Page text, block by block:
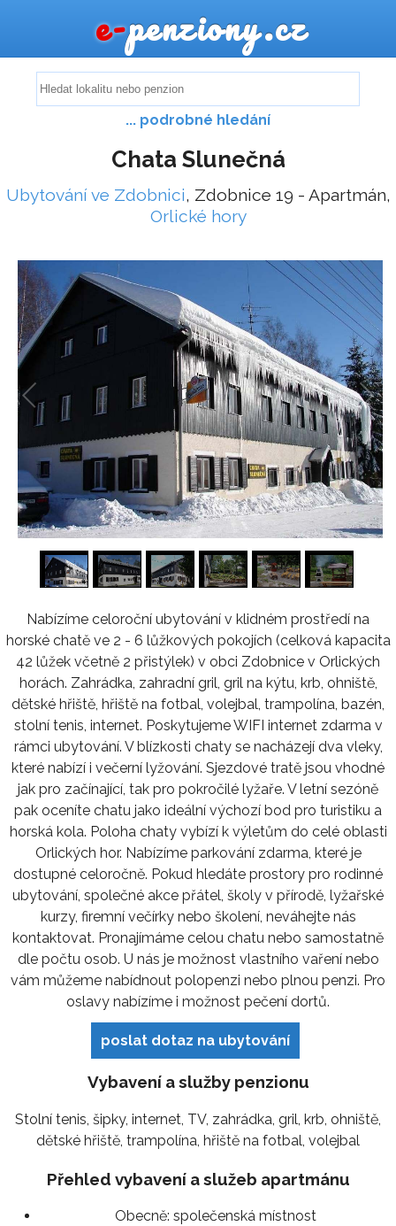
e-penziony.cz
... podrobné hledání
Chata Slunečná
Ubytování ve Zdobnici, Zdobnice 19 - Apartmán,
Orlické hory
1/16
Nabízíme celoroční ubytování v klidném prostředí na
horské chatě ve 2 - 6 lůžkových pokojích (celková kapacita
42 lůžek včetně 2 přistýlek) v obci Zdobnice v Orlických
horách. Zahrádka, zahradní gril, gril na kýtu, krb, ohniště,
dětské hřiště, hřiště na fotbal, volejbal, trampolína, bazén,
stolní tenis, internet. Poskytujeme WIFI internet zdarma v
rámci ubytování. V blízkosti chaty se nacházejí dva vleky,
které nabízí i večerní lyžování. Sjezdové tratě jsou vhodné
jak pro začínající, tak pro pokročilé lyžaře. V letní sezóně
pak oceníte chatu jako ideální výchozí bod pro turistiku a
horská kola. Poloha chaty vybízí k výletům do celé oblasti
Orlických hor. Nabízíme parkování zdarma, které je
dostupné celoročně. Pokud hledáte prostory pro rodinné
ubytování, společné akce přátel, školy v přírodě, lyžařské
kurzy, firemní večírky nebo školení, neváhejte nás
kontaktovat. Pronajímáme celou chatu nebo samostatně
dle počtu osob. U nás je možnost vlastního vaření nebo
vám můžeme nabídnout polopenzi nebo plnou penzi. Pro
oslavy nabízíme i možnost pečení dortů.
poslat dotaz na ubytování
Vybavení a služby penzionu
Stolní tenis, šipky, internet, TV, zahrádka, gril, krb, ohniště,
dětské hřiště, trampolína, hřiště na fotbal, volejbal
Přehled vybavení a služeb apartmánu
Obecně: společenská místnost